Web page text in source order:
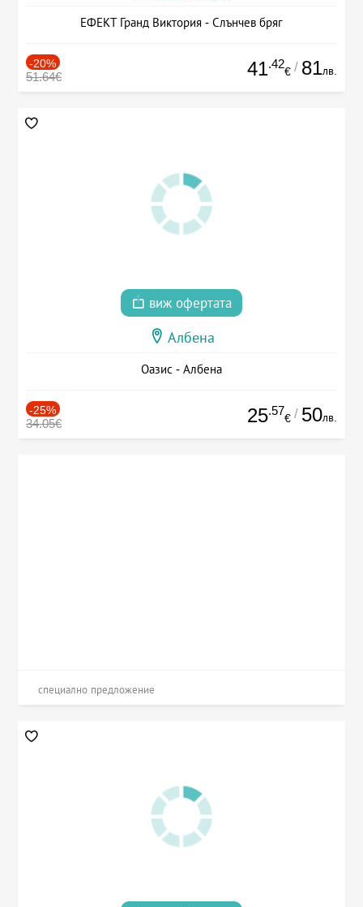
ЕФЕКТ Гранд Виктория - Слънчев бряг
-20%
51.64€ 41.42
€ / 81лв.
виж офертата
Албена
Оазис - Албена
-25%
34.05€ 25.57
€ / 50лв.
специално предложение